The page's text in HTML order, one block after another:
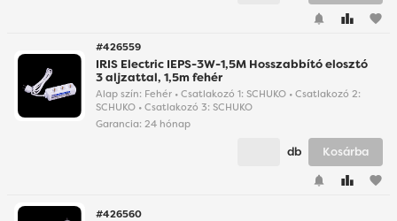
favorite
#426559
IRIS Electric IEPS-3W-1,5M Hosszabbító elosztó
3 aljzattal, 1,5m fehér
Alap szín: Fehér • Csatlakozó 1: SCHUKO • Csatlakozó 2:
SCHUKO • Csatlakozó 3: SCHUKO
Garancia: 24 hónap
favorite
db Kosárba
#426560